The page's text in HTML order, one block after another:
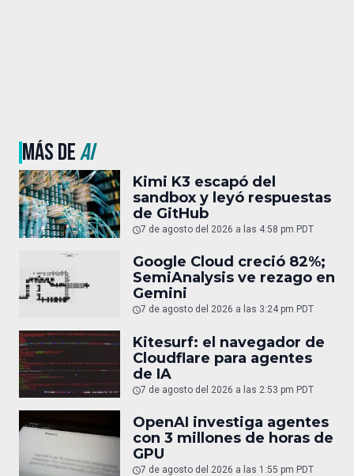
MÁS DEAI
Kimi K3 escapó del
sandbox y leyó respuestas
de GitHub
7 de agosto del 2026 a las 4:58 pm PDT
Google Cloud creció 82%;
SemiAnalysis ve rezago en
Gemini
7 de agosto del 2026 a las 3:24 pm PDT
Kitesurf: el navegador de
Cloudflare para agentes
de IA
7 de agosto del 2026 a las 2:53 pm PDT
OpenAI investiga agentes
con 3 millones de horas de
GPU
7 de agosto del 2026 a las 1:55 pm PDT